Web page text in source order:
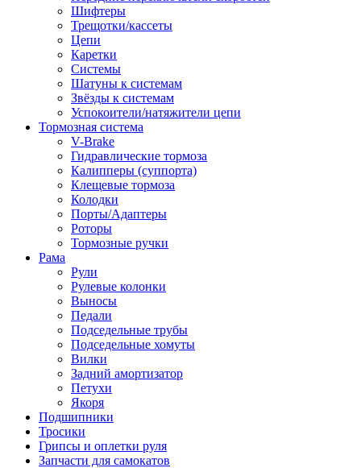
Шифтеры
Трещотки/кассеты
Цепи
Каретки
Системы
Шатуны к системам
Звёзды к системам
Успокоители/натяжители цепи
Тормозная система
V-Brake
Гидравлические тормоза
Калипперы (суппорта)
Клещевые тормоза
Колодки
Порты/Адаптеры
Роторы
Тормозные ручки
Рама
Рули
Рулевые колонки
Выносы
Педали
Подседельные трубы
Подседельные хомуты
Вилки
Задний амортизатор
Петухи
Якоря
Подшипники
Тросики
Грипсы и оплетки руля
Запчасти для самокатов